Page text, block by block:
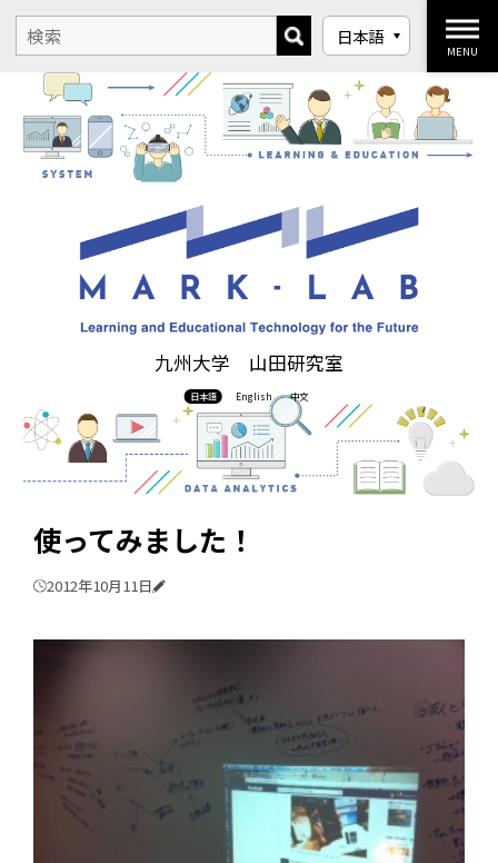
九州大学 山田研究室
日本語 English 中文
MENU
使ってみました！
2012年10月11日